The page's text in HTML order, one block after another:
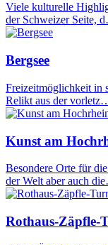
Viele kulturelle
der Schweizer Seite,
Bergsee
Freizeitmöglichkeit in
Relikt aus der
Kunst am
Besondere Orte für
der Welt aber auch
Rothaus-Zäpfle-